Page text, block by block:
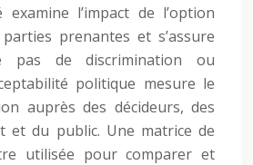
examine l’impact de l’option
prenantes et s’assure
pas de discrimination ou
politique mesure le
auprès des décideurs, des
et du public. Une matrice de
utilisée pour comparer et